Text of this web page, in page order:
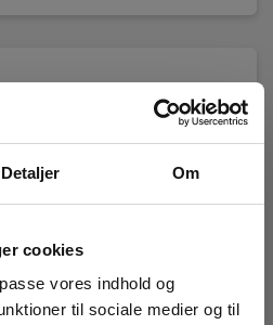
Detaljer Om
cookies
vores indhold og
til sociale medier og til